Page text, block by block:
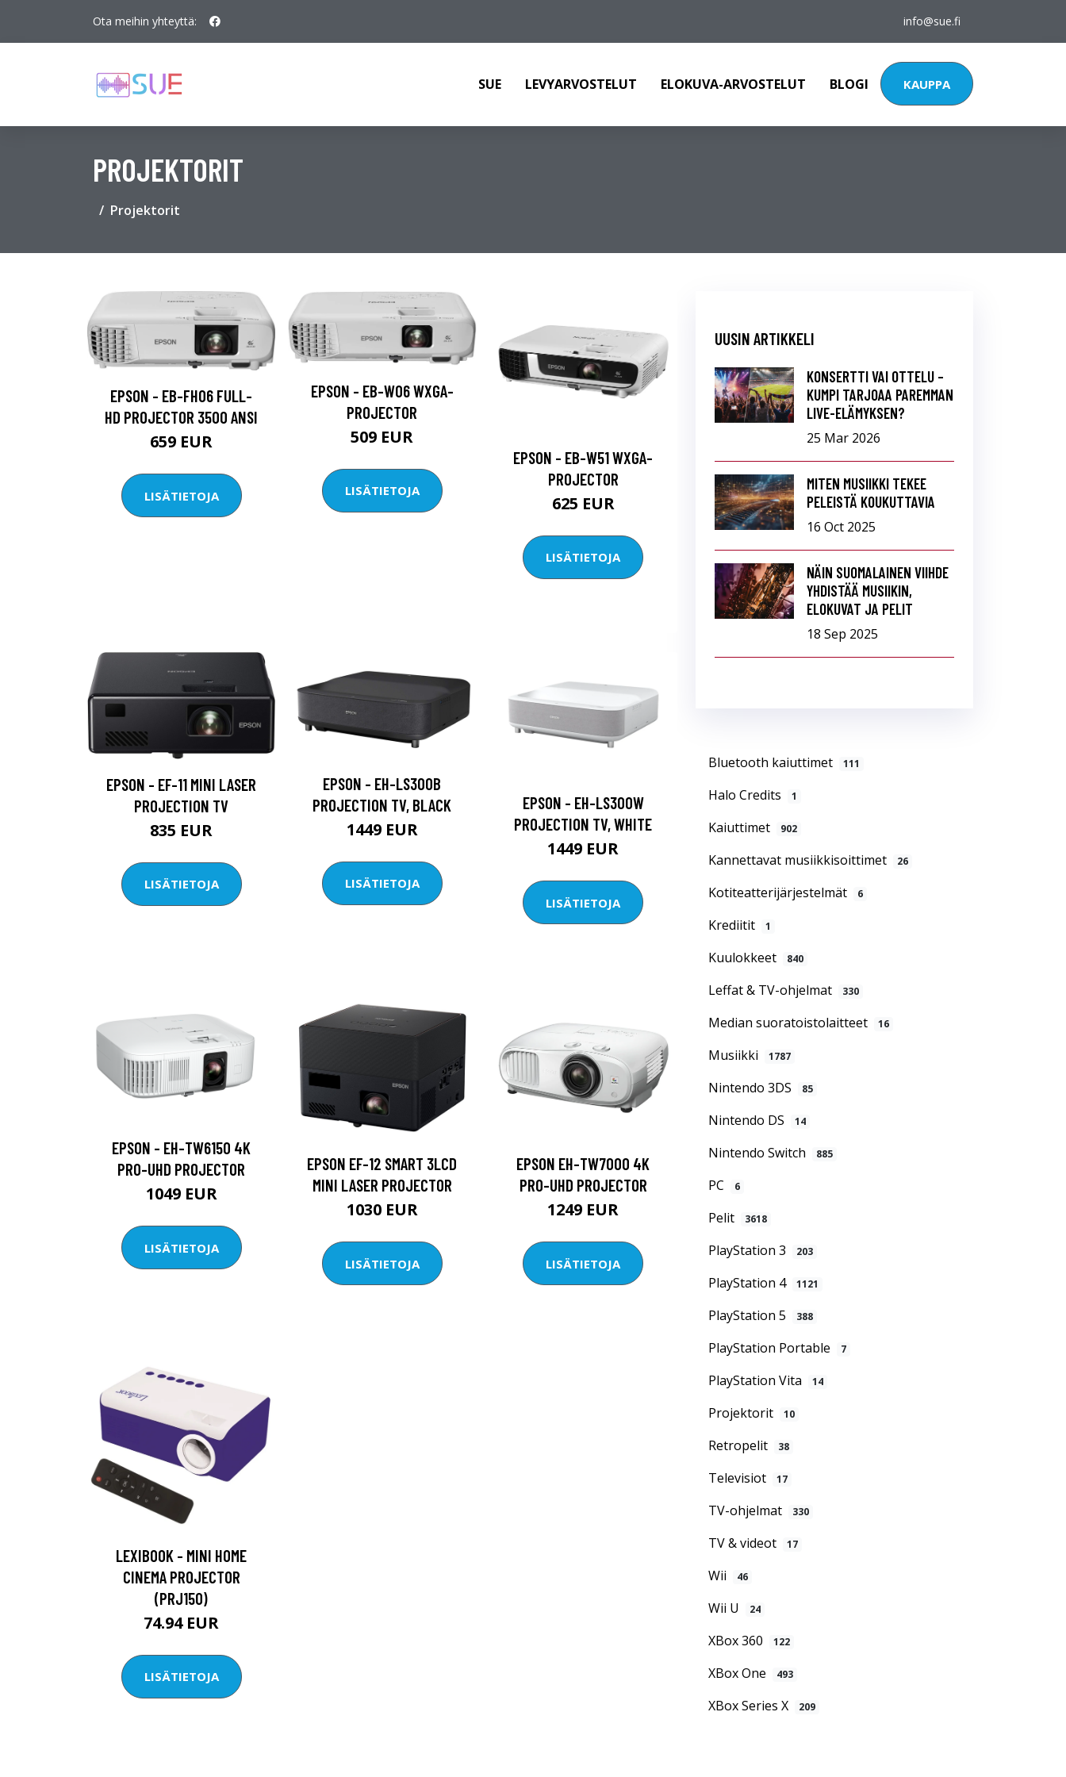
Ota meihin yhteyttä: info@sue.fi
SUE LEVYARVOSTELUT ELOKUVA-ARVOSTELUT BLOGI KAUPPA
PROJEKTORIT
Projektorit
UUSIN ARTIKKELI
KONSERTTI VAI OTTELU –
KUMPI TARJOAA PAREMMAN
LIVE-ELÄMYKSEN?
25 Mar 2026
MITEN MUSIIKKI TEKEE
PELEISTÄ KOUKUTTAVIA
16 Oct 2025
NÄIN SUOMALAINEN VIIHDE
YHDISTÄÄ MUSIIKIN,
ELOKUVAT JA PELIT
18 Sep 2025
Bluetooth kaiuttimet 111
Halo Credits 1
Kaiuttimet 902
Kannettavat musiikkisoittimet 26
Kotiteatterijärjestelmät 6
Krediitit 1
Kuulokkeet 840
Leffat & TV-ohjelmat 330
Median suoratoistolaitteet 16
Musiikki 1787
Nintendo 3DS 85
Nintendo DS 14
Nintendo Switch 885
PC 6
Pelit 3618
PlayStation 3 203
PlayStation 4 1121
PlayStation 5 388
PlayStation Portable 7
PlayStation Vita 14
Projektorit 10
Retropelit 38
Televisiot 17
TV-ohjelmat 330
TV & videot 17
Wii 46
Wii U 24
XBox 360 122
XBox One 493
XBox Series X 209
EPSON - EB-FH06 FULL-
HD PROJECTOR 3500 ANSI
659 EUR
LISÄTIETOJA
EPSON - EB-W06 WXGA-
PROJECTOR
509 EUR
LISÄTIETOJA
EPSON - EB-W51 WXGA-
PROJECTOR
625 EUR
LISÄTIETOJA
EPSON - EF-11 MINI LASER
PROJECTION TV
835 EUR
LISÄTIETOJA
EPSON - EH-LS300B
PROJECTION TV, BLACK
1449 EUR
LISÄTIETOJA
EPSON - EH-LS300W
PROJECTION TV, WHITE
1449 EUR
LISÄTIETOJA
EPSON - EH-TW6150 4K
PRO-UHD PROJECTOR
1049 EUR
LISÄTIETOJA
EPSON EF-12 SMART 3LCD
MINI LASER PROJECTOR
1030 EUR
LISÄTIETOJA
EPSON EH-TW7000 4K
PRO-UHD PROJECTOR
1249 EUR
LISÄTIETOJA
LEXIBOOK - MINI HOME
CINEMA PROJECTOR
(PRJ150)
74.94 EUR
LISÄTIETOJA